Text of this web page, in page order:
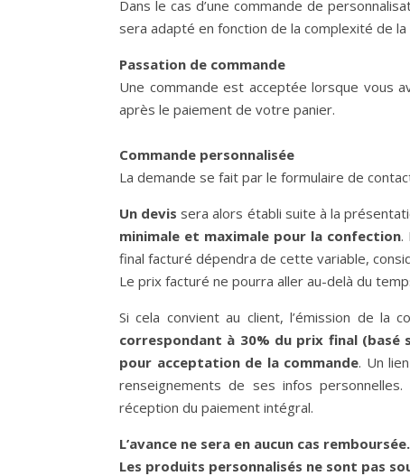
Dans le cas d’une commande de
sera adapté en fonction de la complexité de la
Passation de commande
Une commande est acceptée lorsque vous
après le paiement de votre panier.
Commande personnalisée
La demande se fait par le formulaire de
Un devis sera alors établi suite à la
minimale et maximale pour la confection.
final facturé dépendra de cette variable,
Le prix facturé ne pourra aller au-delà du
Si cela convient au client, l’émission de la
correspondant à 30% du prix final (basé
pour acceptation de la commande. Un
renseignements de ses infos
réception du paiement intégral.
L’avance ne sera en aucun cas remboursée.
Les produits personnalisés ne sont pas